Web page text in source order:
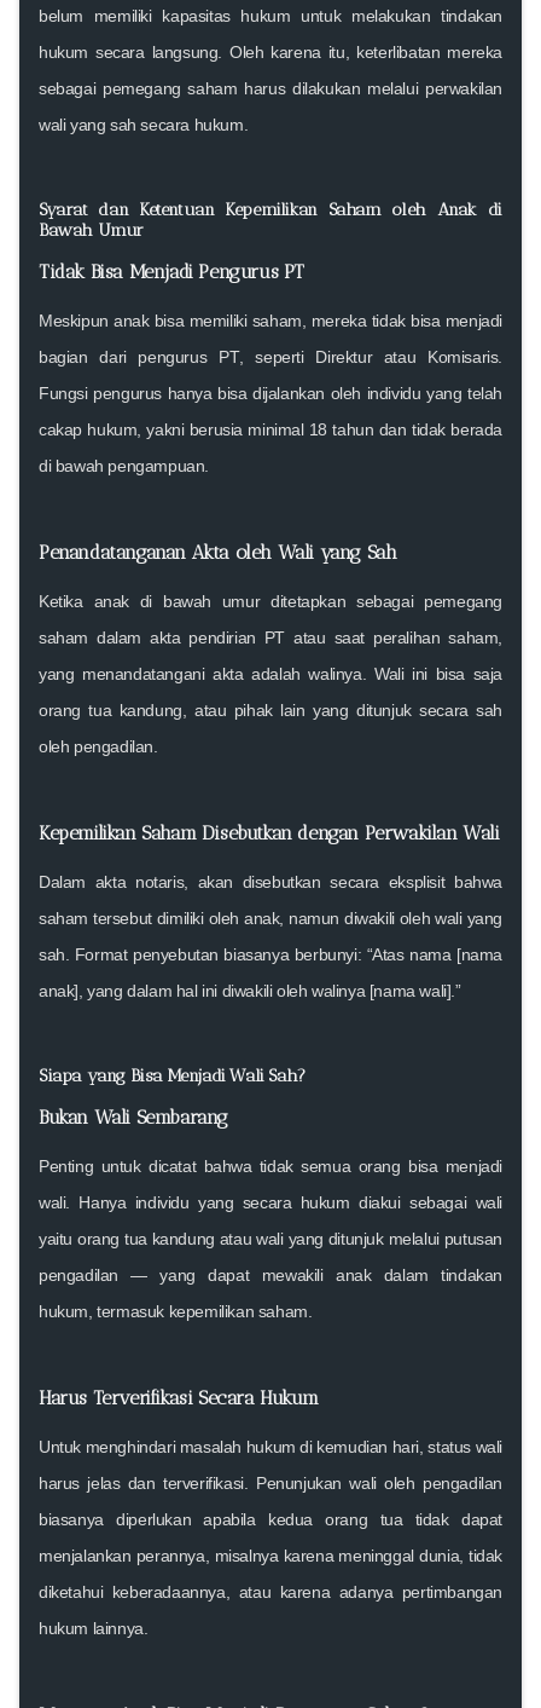
belum memiliki kapasitas hukum untuk melakukan tindakan
hukum secara langsung. Oleh karena itu, keterlibatan mereka
sebagai pemegang saham harus dilakukan melalui perwakilan
wali yang sah secara hukum
Syarat dan Ketentuan Kepemilikan Saham oleh Anak di
Bawah Umur
Tidak Bisa Menjadi Pengurus PT
Meskipun anak bisa memiliki saham, mereka tidak bisa menjadi
bagian dari pengurus PT, seperti Direktur atau Komisaris.
Fungsi pengurus hanya bisa dijalankan oleh individu yang telah
cakap hukum, yakni berusia minimal 18 tahun dan tidak berada
di bawah pengampuan.
Penandatanganan Akta oleh Wali yang Sah
Ketika anak di bawah umur ditetapkan sebagai pemegang
saham dalam akta pendirian PT atau saat peralihan saham,
yang menandatangani akta adalah walinya . Wali ini bisa saja
orang tua kandung, atau pihak lain yang ditunjuk secara sah
oleh pengadilan.
Kepemilikan Saham Disebutkan dengan Perwakilan Wali
Dalam akta notaris, akan disebutkan secara eksplisit bahwa
saham tersebut dimiliki oleh anak, namun diwakili oleh wali yang
sah . Format penyebutan biasanya berbunyi: “Atas nama [nama
anak], yang dalam hal ini diwakili oleh walinya [nama wali].”
Siapa yang Bisa Menjadi Wali Sah?
Bukan Wali Sembarang
Penting untuk dicatat bahwa tidak semua orang bisa menjadi
wali. Hanya individu yang secara hukum diakui sebagai wali
yaitu orang tua kandung atau wali yang ditunjuk melalui putusan
pengadilan — yang dapat mewakili anak dalam tindakan
hukum, termasuk kepemilikan saham.
Harus Terverifikasi Secara Hukum
Untuk menghindari masalah hukum di kemudian hari,status wali
harus jelas dan terverifikasi. Penunjukan wali oleh pengadilan
biasanya diperlukan apabila kedua orang tua tidak dapat
menjalankan perannya, misalnya karena meninggal dunia, tidak
diketahui keberadaannya, atau karena adanya pertimbangan
hukum lainnya.